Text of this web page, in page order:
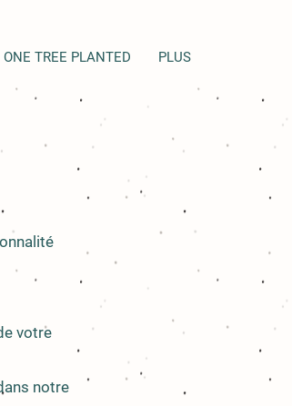
votre
notre
ONE TREE PLANTED PLUS